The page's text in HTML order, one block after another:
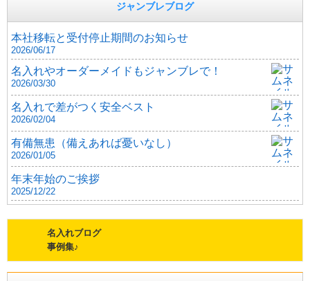
ジャンブレブログ
本社移転と受付停止期間のお知らせ
2026/06/17
名入れやオーダーメイドもジャンブレで！
2026/03/30
名入れで差がつく安全ベスト
2026/02/04
有備無患（備えあれば憂いなし）
2026/01/05
年末年始のご挨拶
2025/12/22
名入れブログ
事例集♪